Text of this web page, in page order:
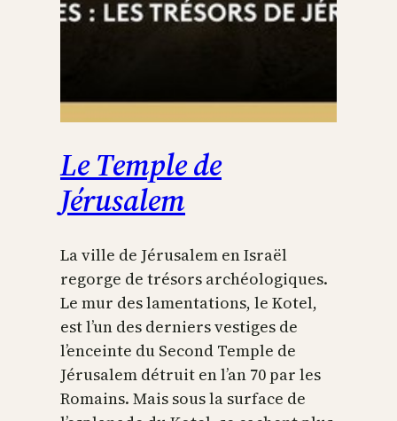
Le Temple de
Jérusalem
La ville de Jérusalem en Israël
regorge de trésors archéologiques.
Le mur des lamentations, le Kotel,
est l’un des derniers vestiges de
l’enceinte du Second Temple de
Jérusalem détruit en l’an 70 par les
Romains. Mais sous la surface de